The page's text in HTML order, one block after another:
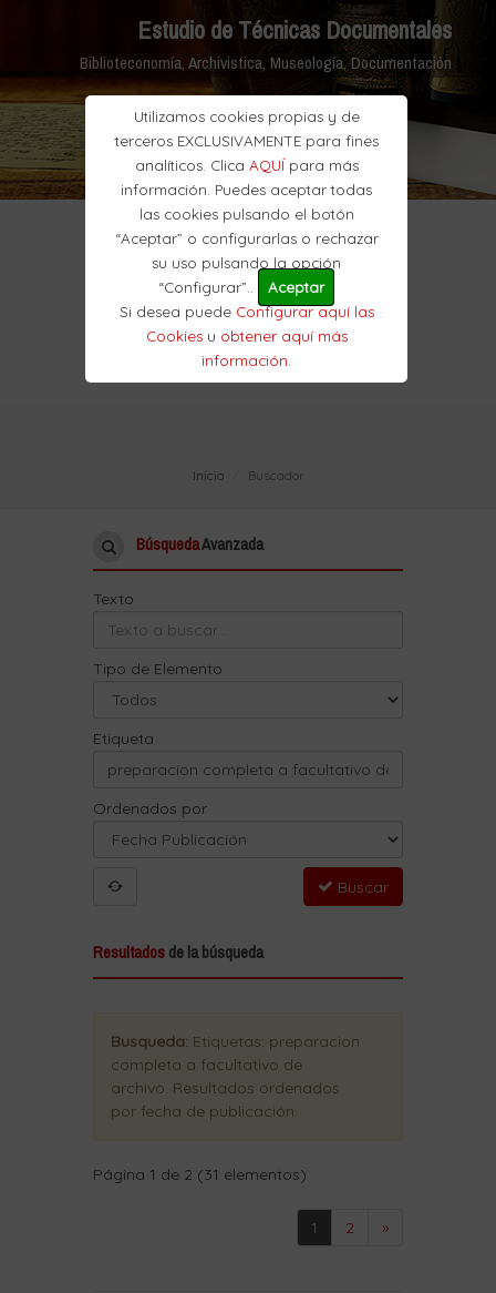
Utilizamos cookies propias y de
terceros EXCLUSIVAMENTE para fines
analíticos. Clica AQUÍpara más
información. Puedes aceptar todas
las cookies pulsando el botón
“Aceptar” o configurarlas o rechazar
su uso pulsando la opción
“Configurar”..
Aceptar
Si desea puede Configurar aquí las
Cookiesu obtener aquí más
información.
Estudio de Técnicas Documentales
Biblioteconomía, Archivistica, Museología, Documentación
Inicio Buscador
BúsquedaAvanzada
Texto
Tipo de Elemento
Etiqueta
Ordenados por
Buscar
Resultadosde la búsqueda
Busqueda: Etiquetas: preparacion
completa a facultativo de
archivo. Resultados ordenados
por fecha de publicación.
Página 1 de 2 (31 elementos)
1 2 »